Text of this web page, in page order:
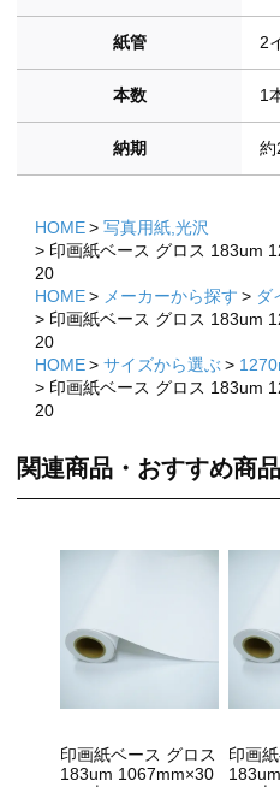
紙管 2
本数 1
納期 約
HOME
写真用紙,光沢
印画紙ベース グロス 183um
20
HOME
メーカーから探す
ダ
印画紙ベース グロス 183um
20
HOME
サイズから選ぶ
印画紙ベース グロス 183um
20
関連商品・おすすめ商品
印画紙ベース グロス
183um 1067mm×30
印画